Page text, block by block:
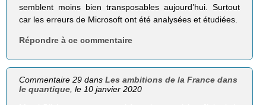
semblent moins bien transposables aujourd’hui. Surtout
car les erreurs de Microsoft ont été analysées et étudiées.
Répondre à ce commentaire
Commentaire 29 dansLes ambitions de la France dans
le quantique , le 10 janvier 2020